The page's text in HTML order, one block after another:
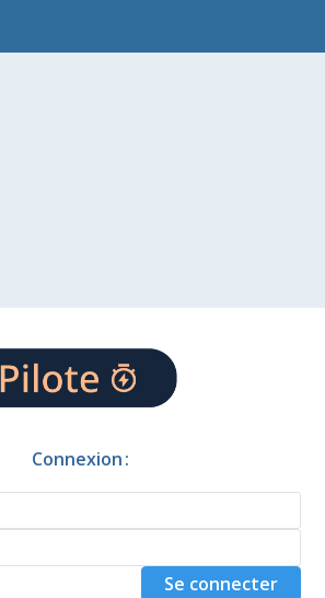
Connexion :
Se connecter